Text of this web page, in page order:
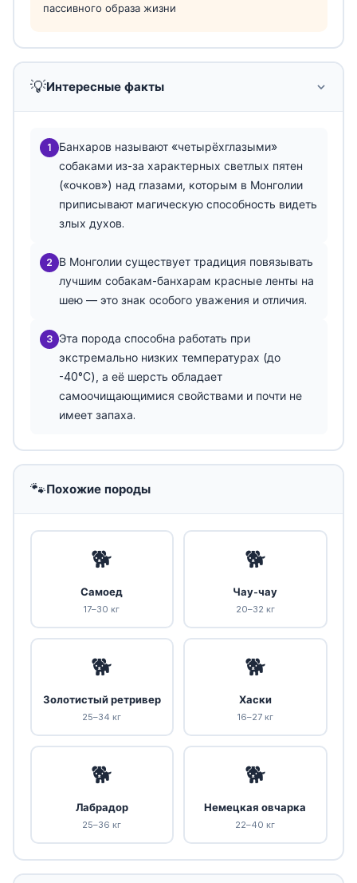
пассивного образа жизни
💡Интересные факты
1
Банхаров называют «четырёхглазыми»
собаками из-за характерных светлых пятен
(«очков») над глазами, которым в Монголии
приписывают магическую способность видеть
злых духов.
2 В Монголии существует традиция повязывать
лучшим собакам-банхарам красные ленты на
шею — это знак особого уважения и отличия.
3 Эта порода способна работать при
экстремально низких температурах (до
-40°C), а её шерсть обладает
самоочищающимися свойствами и почти не
имеет запаха.
🐾Похожие породы
🐕
Самоед
17–30 кг
🐕
Чау-чау
20–32 кг
🐕
Золотистый ретривер
25–34 кг
🐕
Хаски
16–27 кг
🐕
Лабрадор
25–36 кг
🐕
Немецкая овчарка
22–40 кг